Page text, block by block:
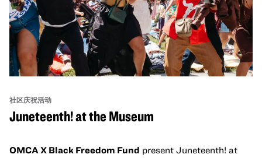
社区庆祝活动
Juneteenth! at the Museum
OMCA X Black Freedom Fund present Juneteenth! at